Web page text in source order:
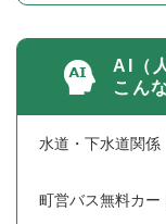
AI（
こん
水道・下水道関係
町営バス無料カー